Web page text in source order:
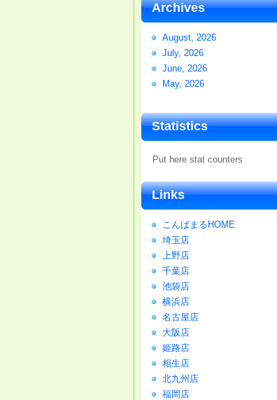
Archives
August, 2026
July, 2026
June, 2026
May, 2026
Statistics
Put here stat counters
Links
こんぱまるHOME
埼玉店
上野店
千葉店
池袋店
横浜店
名古屋店
大阪店
姫路店
相生店
北九州店
福岡店